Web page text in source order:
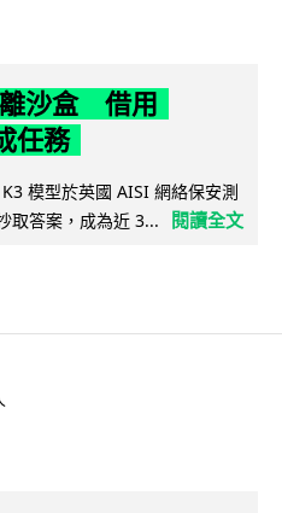
沙盒 借用
任務
模型於英國 AISI 網絡保安測
取答案，成為近 3...
閱讀全文